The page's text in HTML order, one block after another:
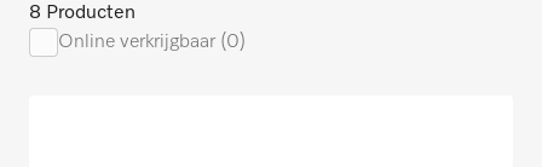
8 Producten
Online verkrijgbaar (0)